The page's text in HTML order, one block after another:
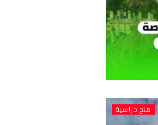
منح دراسية